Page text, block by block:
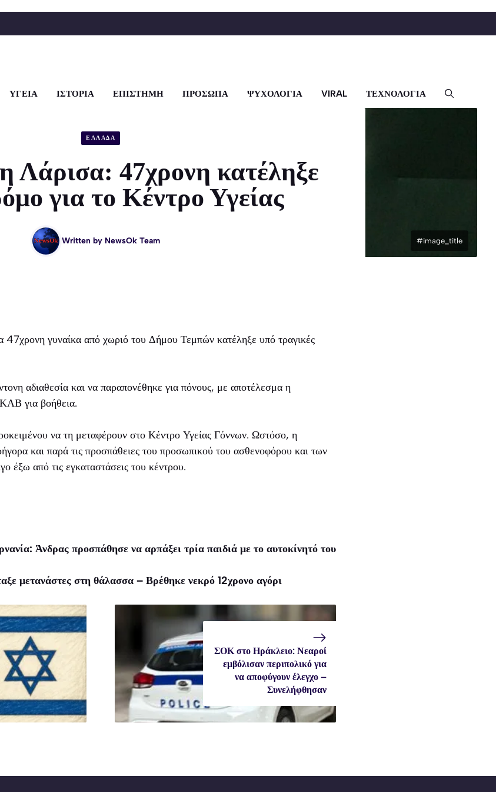
ΥΓΕΙΑ ΙΣΤΟΡΙΑ ΕΠΙΣΤΗΜΗ ΠΡΟΣΩΠΑ ΨΥΧΟΛΟΓΙΑ VIRAL ΤΕΧΝΟΛΟΓΙΑ
#image_title
ΕΛΛΑΔΑ
Λάρισα: 47χρονη κατέληξε
για το Κέντρο Υγείας
Written by NewsOk Team
γυναίκα από χωριό του Δήμου Τεμπών κατέληξε υπό τραγικές
αδιαθεσία και να παραπονέθηκε για πόνους, με αποτέλεσμα η
για βοήθεια.
να τη μεταφέρουν στο Κέντρο Υγείας Γόννων. Ωστόσο, η
και παρά τις προσπάθειες του προσωπικού του ασθενοφόρου και των
έξω από τις εγκαταστάσεις του κέντρου.
Άνδρας προσπάθησε να αρπάξει τρία παιδιά με το αυτοκίνητό του
μετανάστες στη θάλασσα – Βρέθηκε νεκρό 12χρονο αγόρι
ΣΟΚ στο Ηράκλειο: Νεαροί
εμβόλισαν περιπολικό για
να αποφύγουν έλεγχο –
Συνελήφθησαν